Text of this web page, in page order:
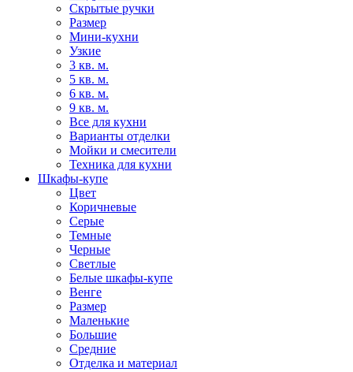
Скрытые ручки
Размер
Мини-кухни
Узкие
3 кв. м.
5 кв. м.
6 кв. м.
9 кв. м.
Все для кухни
Варианты отделки
Мойки и смесители
Техника для кухни
Шкафы-купе
Цвет
Коричневые
Серые
Темные
Черные
Светлые
Белые шкафы-купе
Венге
Размер
Маленькие
Большие
Средние
Отделка и материал